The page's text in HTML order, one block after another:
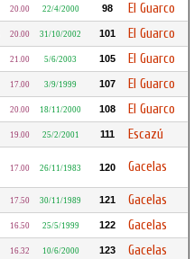
20.00 22/4/2000 98 El Guarco
20.00 31/10/2002 101 El Guarco
21.00 5/6/2003 105 El Guarco
17.00 3/9/1999 107 El Guarco
20.00 18/11/2000 108 El Guarco
19.00 25/2/2001 111 Escazú
17.00 26/11/1983 120 Gacelas
17.50 30/11/1989 121 Gacelas
16.50 25/5/1999 122 Gacelas
16.32 10/6/2000 123 Gacelas